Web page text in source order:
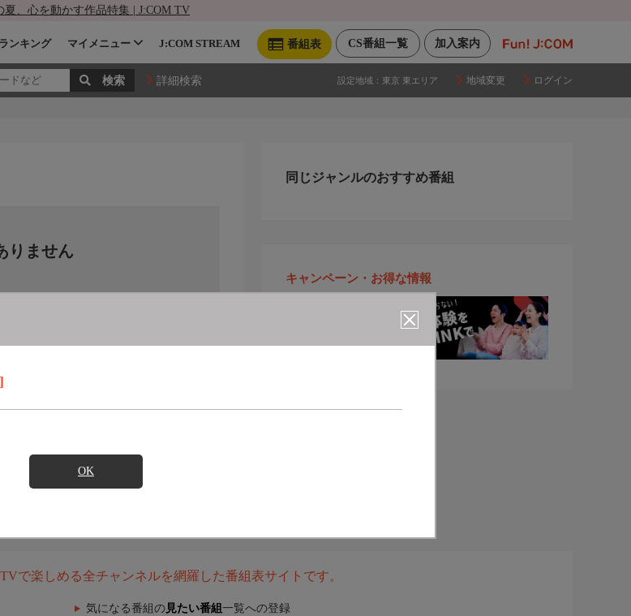
夏、心を動かす作品特集 | J:COM TV
加入案内
CS番組一覧
番組表
ランキング マイメニュー J:COM STREAM
詳細検索 設定地域： 東京 東エリア 地域変更 ログイン
OK
りません
同じジャンルのおすすめ番組
キャンペーン・お得な情報
で楽しめる全チャンネルを網羅した番組表サイトです。
気になる番組の 見たい番組 一覧への登録